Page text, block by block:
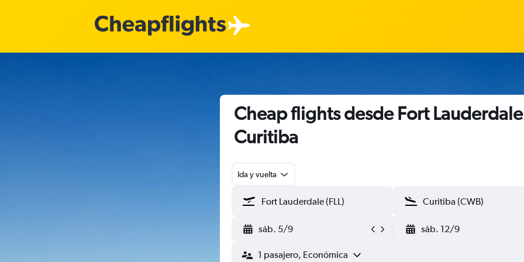
Cheap flights desde Fort
Curitiba
Ida y vuelta
sáb. 5/9 sáb. 12/9
1 pasajero, Económica